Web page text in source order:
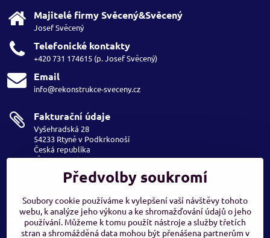
Majitelé firmy Svěcený&Svěcený
Josef Svěcený
Telefonické kontakty
+420 731 174615 (p. Josef Svěcený)
Email
info@rekonstrukce-sveceny.cz
Fakturační údaje
Vyšehradská 28
54233 Rtyně v Podkrkonoší
Česká republika
IČO: 69162239
IČ DPH: CZ6809180004
Bankovní spojení:
Hodnocení našich zákazníků
Předvolby soukromí
Soubory cookie používáme k vylepšení vaší návštěvy tohoto
webu, k analýze jeho výkonu a ke shromažďování údajů o jeho
používání. Můžeme k tomu použít nástroje a služby třetích
stran a shromážděná data mohou být přenášena partnerům v